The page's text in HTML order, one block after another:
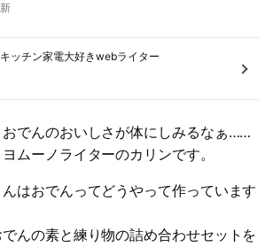
ッチン家電大好きwebライター
おでんのおいしさが体にしみるなぁ……
ムーノライターのカリンです。
はおでんってどうやって作っています
んの素と練り物の詰め合わせセットを